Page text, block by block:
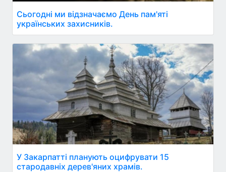
Сьогодні ми відзначаємо День пам'яті
українських захисників.
У Закарпатті планують оцифрувати 15
стародавніх дерев'яних храмів.